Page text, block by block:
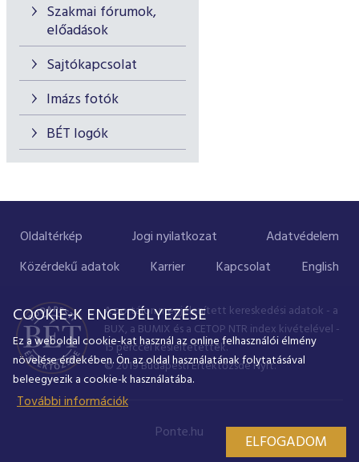
Szakmai fórumok,
előadások
Sajtókapcsolat
Imázs fotók
BÉT logók
Oldaltérkép Jogi nyilatkozat
Adatvédelem
Közérdekű adatok
Karrier Kapcsolat English
A portálon megjelenített kereskedési adatok - a
BUX, a BUMIX és a CETOP NTR index kivételével -
15 perccel késleltetettek.
© 2019 Budapesti Értéktőzsde Nyrt.
Ponte.hu
COOKIE-K ENGEDÉLYEZÉSE
Ez a weboldal cookie-kat használ az online felhasználói élmény
növelése érdekében. Ön az oldal használatának folytatásával
beleegyezik a cookie-k használatába.
További információk
ELFOGADOM